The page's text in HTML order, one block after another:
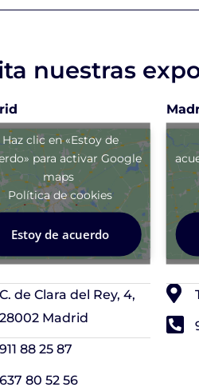
nuestras
Haz clic en «Estoy de
para activar Google
maps
Política de cookies
Estoy de acuerdo
C. de Clara del Rey, 4,
28002 Madrid
911 88 25 87
637 80 52 56